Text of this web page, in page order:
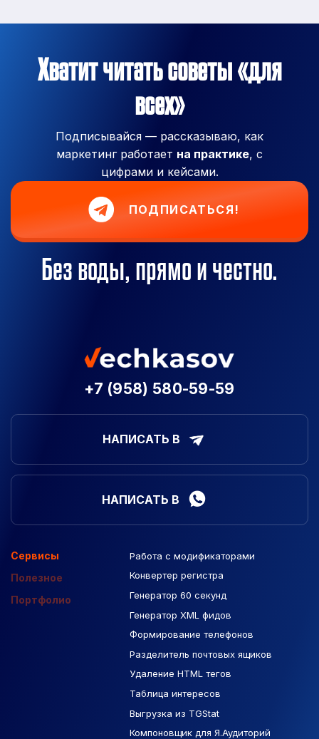
Хватит читать советы «для
всех»
Подписывайся — рассказываю, как
маркетинг работает на практике, с
цифрами и кейсами.
ПОДПИСАТЬСЯ!
Без воды, прямо и честно.
+7 (958) 580-59-59
НАПИСАТЬ В
НАПИСАТЬ В
Сервисы
Полезное
Портфолио
Работа с модификаторами
Конвертер регистра
Генератор 60 секунд
Генератор XML фидов
Формирование телефонов
Разделитель почтовых ящиков
Удаление HTML тегов
Таблица интересов
Выгрузка из TGStat
Компоновщик для Я.Аудиторий
Подборка сайтов
Макеты Figma
База Яндекс Карты
РСЯ площадки
Созданные сайты
Контекстная реклама